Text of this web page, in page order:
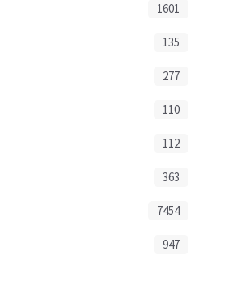
1601
135
277
110
112
363
7454
947